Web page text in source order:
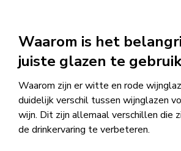
Waarom is het
juiste glazen te
Waarom zijn er witte en rode
duidelijk verschil tussen wijnglazen
wijn. Dit zijn allemaal verschillen die
de drinkervaring te verbeteren.